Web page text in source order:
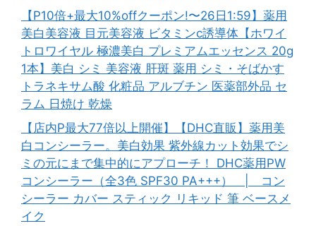
【P10倍+最大10%offクーポン!〜26日1:59】薬用
美白美容液 目元美容液 ビタミンc誘導体【ホワイ
トロワイヤル 極濃美白 プレミアムエッセンス 20g
1本】美白 シミ 美容液 肝斑 薬用 シミ・そばかす
トラネキサム酸 化粧品 アルブチン 医薬部外品 セ
ラム 日焼け 乾燥
【店内P最大77倍以上開催】【DHC直販】薬用美
白コンシーラー。美白効果 紫外線カット効果でシ
ミの元にまで集中的にアプローチ！ DHC薬用PW
コンシーラー（全3色 SPF30 PA+++） | コン
シーラー カバー スティック リキッド 筆 ベースメ
イク